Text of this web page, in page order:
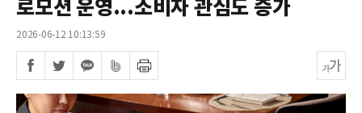
로모션 운영...소비자 관심도 증가
2026-06-12 10:13:59